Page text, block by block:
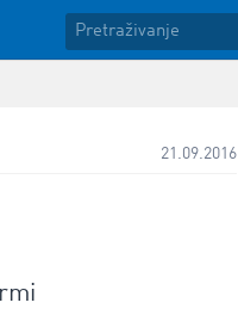
21.09.2016